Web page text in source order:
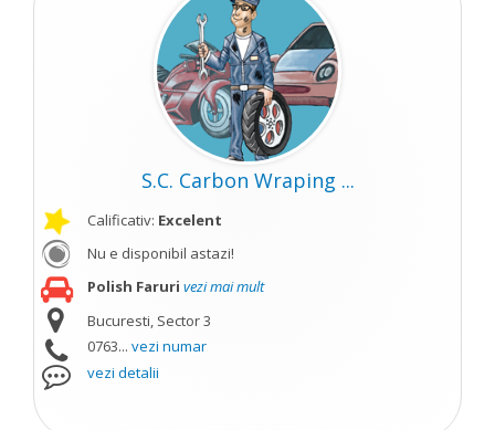
S.C. Carbon Wraping ...
Calificativ: Excelent
Nu e disponibil astazi!
Polish Faruri vezi mai mult
Bucuresti, Sector 3
0763... vezi numar
vezi detalii